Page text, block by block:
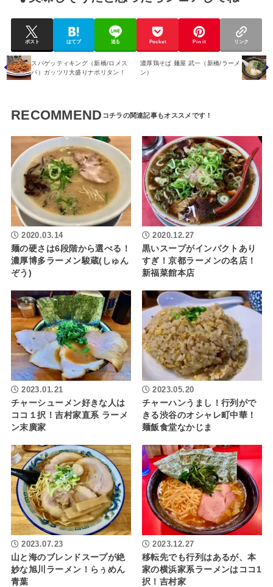
ポスト はてブ 送る Pocket Pin it リンク
スパゲッティキング（新橋/ロメス
パ）ガッツリ大盛りナポリタン！
濃厚鶏そば 麺屋 武一（新橋/ラーメ
ン）
RECOMMEND
2020.03.14
麺の硬さは6段階から選べる！
濃厚博多ラーメン駿蔵(しゅん
ぞう)
2020.12.27
黒いスープがインパクトあり
すぎ！京都ラーメンの名店！
新福菜館本店
2023.01.21
チャーシューメン好きな人は
ココ１択！吉村家直系 ラーメ
ン末廣家
2023.05.20
チャーハンうまし！行列がで
きる渋谷のオシャレ町中華！
麺飯食堂なかじま
2023.07.23
山と海のブレンドスープが絶
妙な旭川ラーメン！らぅめん
青葉
2023.12.27
移転先でも行列はあるが、本
家の横浜家系ラーメンはココ1
択！吉村家